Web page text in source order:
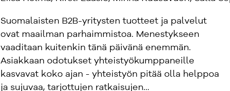
Suomalaisten B2B-yritysten tuotteet ja palvelut
ovat maailman parhaimmistoa. Menestykseen
vaaditaan kuitenkin tänä päivänä enemmän.
Asiakkaan odotukset yhteistyökumppaneille
kasvavat koko ajan - yhteistyön pitää olla helppoa
ja sujuvaa, tarjottujen ratkaisujen...